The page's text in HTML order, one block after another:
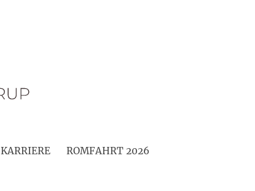
KARRIERE ROMFAHRT 2026